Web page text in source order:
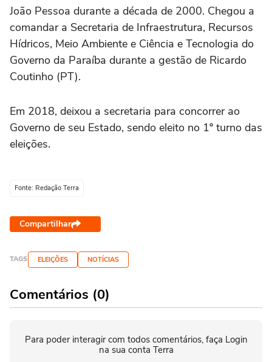
João Pessoa durante a década de 2000. Chegou a
comandar a Secretaria de Infraestrutura, Recursos
Hídricos, Meio Ambiente e Ciência e Tecnologia do
Governo da Paraíba durante a gestão de Ricardo
Coutinho (PT).
Em 2018, deixou a secretaria para concorrer ao
Governo de seu Estado, sendo eleito no 1º turno das
eleições.
Fonte: Redação Terra
Compartilhar
TAGS ELEIÇÕES NOTÍCIAS
Comentários (0)
Para poder interagir com todos comentários, faça Login
na sua conta Terra